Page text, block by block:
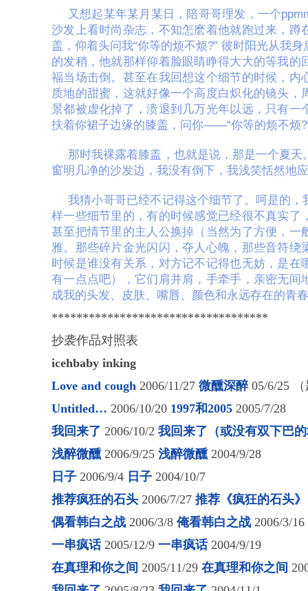
又想起某年某月某日，陪哥哥理发，一个
沙发上看时尚杂志，不知怎麽着他就跑过来，蹲
盖，仰着头问我“你等的烦不烦?” 彼时阳光从我身
的发稍，他就那样仰着脸眼睛睁得大大的等我的
福当场击倒。甚至在我回想这个细节的时候，内
质地的甜蜜，这就好像一个高度白炽化的镜头，
景都被虚化掉了，溃退到几万光年以远，只有一
扶着你裙子边缘的膝盖，问你——“你等的烦不烦
那时我裸露着膝盖，也就是说，那是一个夏
窗明几净的沙发边，我没有倒下，我浅笑恬然地
我猜小哥哥已经不记得这个细节了。呵是的
样一些细节里的，有的时候感觉已经很不真实了
甚至把情节里的主人公换掉（当然为了方便，一
雅。那些碎片金光闪闪，夺人心魄，那些音符绕
时候是谁没有关系，对方记不记得也无妨，是在
有一点点吧），它们肩并肩，手牵手，亲密无间
成我的头发、皮肤、嘴唇、颜色和永远存在的青
***********************************
抄袭作品对照表
icehbaby inking
Love and cough 2006/11/27 微醺深醉05/6/25
Untitled… 2006/10/20 1997和2005 2005/7/28
我回来了 2006/10/2 我回来了（或没有双下巴
浅醉微醺2006/9/25 浅醉微醺2004/9/28
日子 2006/9/4 日子 2004/10/7
推荐疯狂的石头 2006/7/27 推荐《疯狂的石头》
偶看韩白之战 2006/3/8 俺看韩白之战 2006/3/16
一串疯话2005/12/9 一串疯话2004/9/19
在真理和你之间 2005/11/29 在真理和你之间